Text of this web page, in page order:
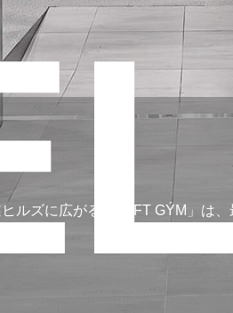
ルズに広がる「LÝFT GÝM」は